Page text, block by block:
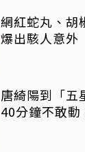
網紅蛇丸、胡
爆出駭人意外
唐綺陽到「五
40分鐘不敢動